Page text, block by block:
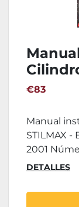
€83
Manual
STILMAX -
2001
DETALLES